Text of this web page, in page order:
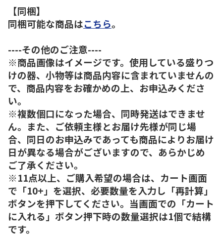
【同梱】
同梱可能な商品はこちら。
----その他のご注意----
※商品画像はイメージです。使用している盛りつ
けの器、小物等は商品内容に含まれていませんの
で、商品内容をお確かめの上、お申込みくださ
い。
※複数個口になった場合、同時発送はできませ
ん。また、ご依頼主様とお届け先様が同じ場
合、同日のお申込みであっても商品によりお届け
日が異なる場合がございますので、あらかじめ
ご了承ください。
※11点以上、ご購入希望の場合は、カート画面
で「10+」を選択、必要数量を入力し「再計算」
ボタンを押下してください。当画面での「カート
に入れる」ボタン押下時の数量選択は1個で結構
です。